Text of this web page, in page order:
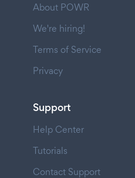
About POWR
We're hiring!
Terms of Service
Privacy
Support
Help Center
Tutorials
Contact Support